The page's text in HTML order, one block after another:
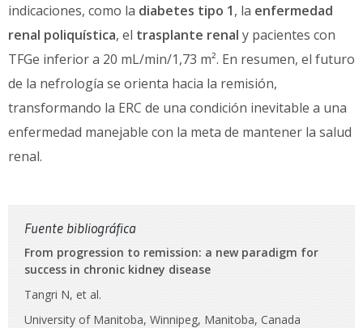
indicaciones, como la diabetes tipo 1, la enfermedad
renal poliquística, el trasplante renal y pacientes con
TFGe inferior a 20 mL/min/1,73 m². En resumen, el futuro
de la nefrología se orienta hacia la remisión,
transformando la ERC de una condición inevitable a una
enfermedad manejable con la meta de mantener la salud
renal.
Fuente bibliográfica
From progression to remission: a new paradigm for
success in chronic kidney disease
Tangri N, et al.
University of Manitoba, Winnipeg, Manitoba, Canada